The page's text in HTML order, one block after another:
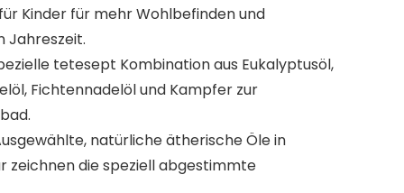
Kinder für mehr Wohlbefinden und
Jahreszeit.
tetesept Kombination aus Eukalyptusöl,
Fichtennadelöl und Kampfer zur
natürliche ätherische Öle in
zeichnen die speziell abgestimmte